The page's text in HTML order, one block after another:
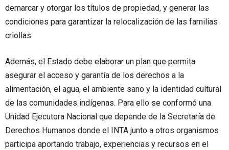
demarcar y otorgar los títulos de propiedad, y generar las
condiciones para garantizar la relocalización de las familias
criollas.
Además, el Estado debe elaborar un plan que permita
asegurar el acceso y garantía de los derechos a la
alimentación, el agua, el ambiente sano y la identidad cultural
de las comunidades indígenas. Para ello se conformó una
Unidad Ejecutora Nacional que depende de la Secretaría de
Derechos Humanos donde el INTA junto a otros organismos
participa aportando trabajo, experiencias y recursos en el